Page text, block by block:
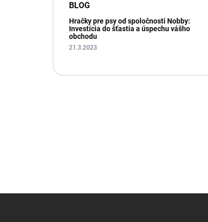
BLOG
Hračky pre psy od spoločnosti Nobby:
Investícia do šťastia a úspechu vášho
obchodu
21.3.2023